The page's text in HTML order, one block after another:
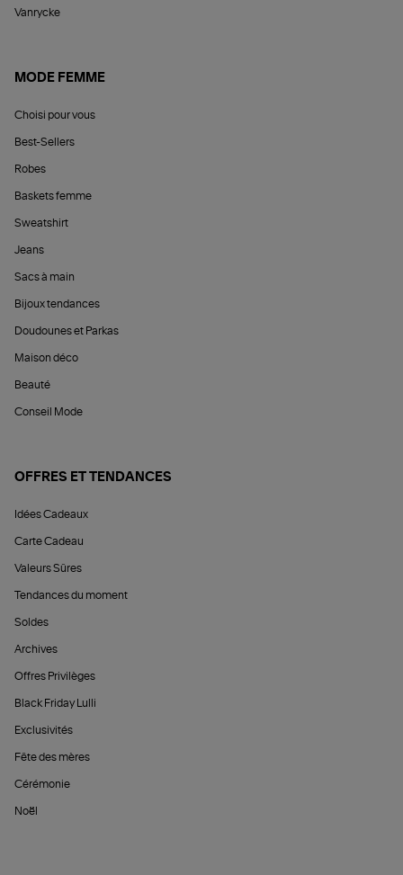
Vanrycke
MODE FEMME
Choisi pour vous
Best-Sellers
Robes
Baskets femme
Sweatshirt
Jeans
Sacs à main
Bijoux tendances
Doudounes et Parkas
Maison déco
Beauté
Conseil Mode
OFFRES ET TENDANCES
Idées Cadeaux
Carte Cadeau
Valeurs Sûres
Tendances du moment
Soldes
Archives
Offres Privilèges
Black Friday Lulli
Exclusivités
Fête des mères
Cérémonie
Noël